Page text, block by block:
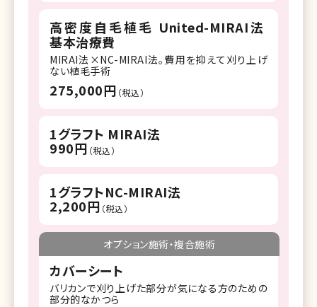
高密度自毛植毛 United-MIRAI法
基本治療費
MIRAI法×NC-MIRAI法。費用を抑えて刈り上げ
ない植毛手術
275,000円 （税込）
1グラフト MIRAI法
990円 （税込）
1グラフトNC-MIRAI法
2,200円 （税込）
オプション施術・複合施術
カバーシート
バリカンで刈り上げた部分が気になる方のための
部分的なかつら